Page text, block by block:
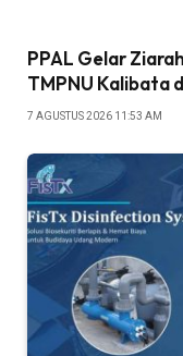
PPAL Gelar
TMPNU Kalibata
7 AGUSTUS 2026 11:53 AM